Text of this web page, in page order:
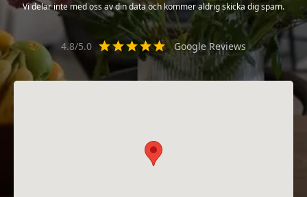
Vi delar inte med oss av din data och kommer aldrig skicka dig spam.
4.8/5.0 Google Reviews